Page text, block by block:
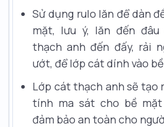
Sử dụng rulo lăn để dàn
mặt, lưu ý, lăn đến
thạch anh đến đấy, rải
ướt, để lớp cát dính vào
Lớp cát thạch anh sẽ tạo
tính ma sát cho bề mặt
đảm bảo an toàn cho